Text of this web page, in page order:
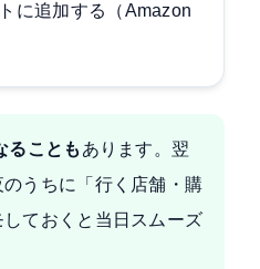
に追加する（Amazon
ることも あります。翌
うちに「行く店舗・購
ておくと当日スムーズ